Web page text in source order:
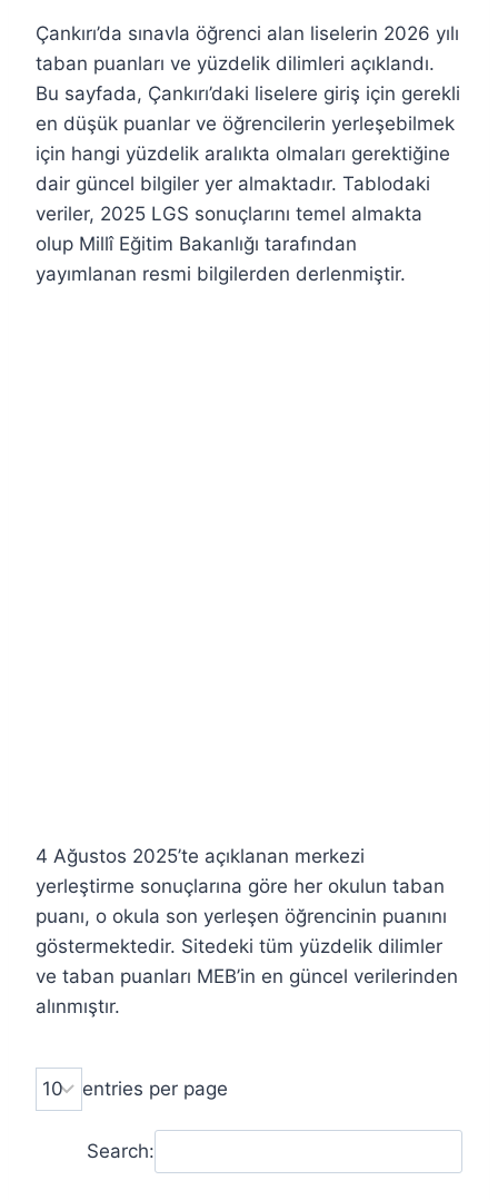
Çankırı’da sınavla öğrenci alan liselerin 2026 yılı
taban puanları ve yüzdelik dilimleri açıklandı.
Bu sayfada, Çankırı’daki liselere giriş için gerekli
en düşük puanlar ve öğrencilerin yerleşebilmek
için hangi yüzdelik aralıkta olmaları gerektiğine
dair güncel bilgiler yer almaktadır. Tablodaki
veriler, 2025 LGS sonuçlarını temel almakta
olup Millî Eğitim Bakanlığı tarafından
yayımlanan resmi bilgilerden derlenmiştir.
4 Ağustos 2025’te açıklanan merkezi
yerleştirme sonuçlarına göre her okulun taban
puanı, o okula son yerleşen öğrencinin puanını
göstermektedir. Sitedeki tüm yüzdelik dilimler
ve taban puanları MEB’in en güncel verilerinden
alınmıştır.
entries per page
Search: